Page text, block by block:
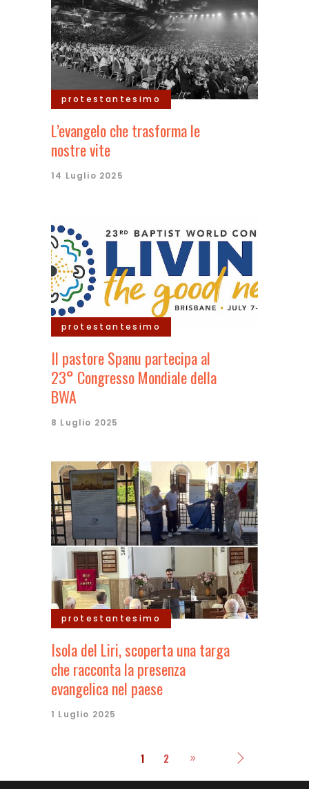
protestantesimo
L’evangelo che trasforma le
nostre vite
14 Luglio 2025
protestantesimo
Il pastore Spanu partecipa al
23° Congresso Mondiale della
BWA
8 Luglio 2025
protestantesimo
Isola del Liri, scoperta una targa
che racconta la presenza
evangelica nel paese
1 Luglio 2025
1 2